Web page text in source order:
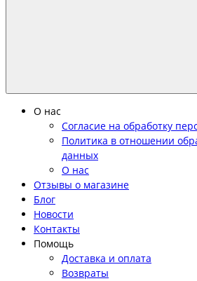
О нас
Согласие на обработку
Политика в отношении
данных
О нас
Отзывы о магазине
Блог
Новости
Контакты
Помощь
Доставка и оплата
Возвраты